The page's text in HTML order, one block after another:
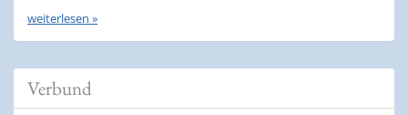
weiterlesen »
Verbund